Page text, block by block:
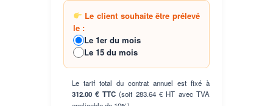
Le client souhaite être prélevé
le :
Le 1er du mois
Le 15 du mois
Le tarif total du contrat annuel est fixé à
312.00 € TTC(soit 283.64 € HT avec TVA